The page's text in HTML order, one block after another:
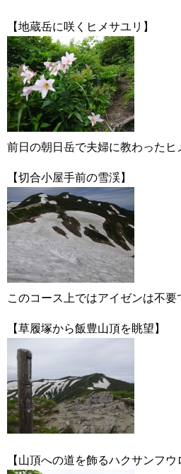
【地蔵岳に咲くヒメサユリ】
前日の朝日岳で夫婦に教わったヒ
【切合小屋手前の雪渓】
このコース上ではアイゼンは不要
【草履塚から飯豊山頂を眺望】
【山頂への道を飾るハクサンフウ